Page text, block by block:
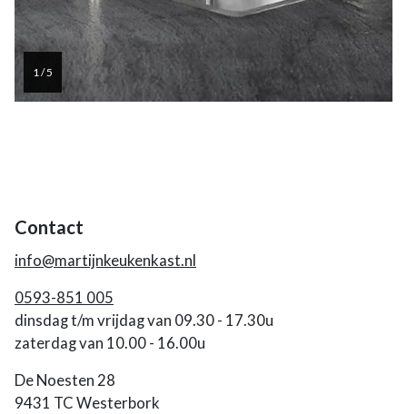
1 / 5
Contact
info@martijnkeukenkast.nl
0593-851 005
dinsdag t/m vrijdag van 09.30 - 17.30u
zaterdag van 10.00 - 16.00u
De Noesten 28
9431 TC Westerbork